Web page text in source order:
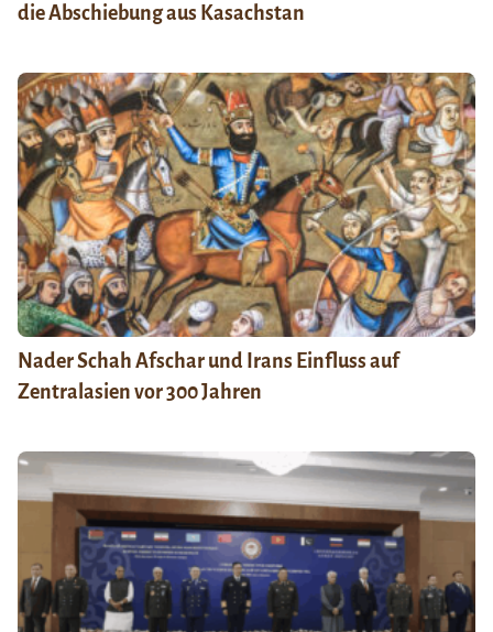
die Abschiebung aus Kasachstan
Nader Schah Afschar und Irans Einfluss auf
Zentralasien vor 300 Jahren